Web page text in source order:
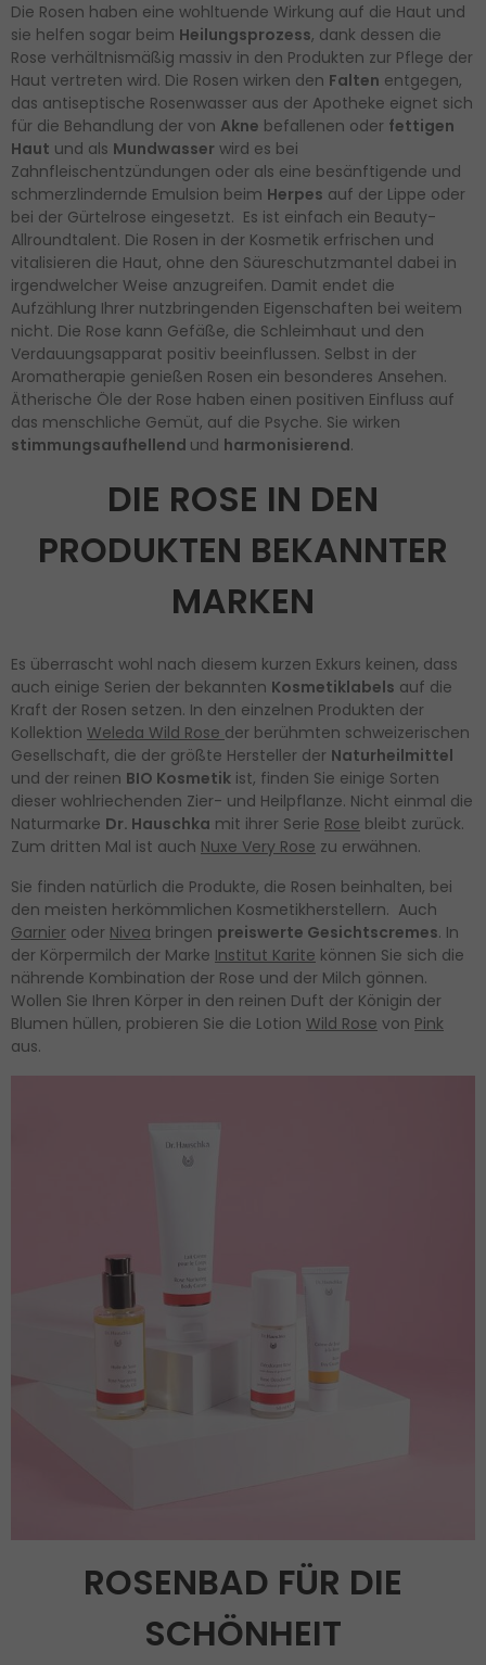
Die Rosen haben eine wohltuende Wirkung auf die Haut und
sie helfen sogar beim Heilungsprozess, dank dessen die
Rose verhältnismäßig massiv in den Produkten zur Pflege der
Haut vertreten wird. Die Rosen wirken den Falten entgegen,
das antiseptische Rosenwasser aus der Apotheke eignet sich
für die Behandlung der von Akne befallenen oder fettigen
Haut und als Mundwasser wird es bei
Zahnfleischentzündungen oder als eine besänftigende und
schmerzlindernde Emulsion beim Herpes auf der Lippe oder
bei der Gürtelrose eingesetzt. Es ist einfach ein Beauty-
Allroundtalent. Die Rosen in der Kosmetik erfrischen und
vitalisieren die Haut, ohne den Säureschutzmantel dabei in
irgendwelcher Weise anzugreifen. Damit endet die
Aufzählung Ihrer nutzbringenden Eigenschaften bei weitem
nicht. Die Rose kann Gefäße, die Schleimhaut und den
Verdauungsapparat positiv beeinflussen. Selbst in der
Aromatherapie genießen Rosen ein besonderes Ansehen.
Ätherische Öle der Rose haben einen positiven Einfluss auf
das menschliche Gemüt, auf die Psyche. Sie wirken
stimmungsaufhellend und harmonisierend.
DIE ROSE IN DEN
PRODUKTEN BEKANNTER
MARKEN
Es überrascht wohl nach diesem kurzen Exkurs keinen, dass
auch einige Serien der bekannten Kosmetiklabels auf die
Kraft der Rosen setzen. In den einzelnen Produkten der
Kollektion Weleda Wild Rose der berühmten schweizerischen
Gesellschaft, die der größte Hersteller der Naturheilmittel
und der reinen BIO Kosmetik ist, finden Sie einige Sorten
dieser wohlriechenden Zier- und Heilpflanze. Nicht einmal die
Naturmarke Dr. Hauschka mit ihrer Serie Rose bleibt zurück.
Zum dritten Mal ist auch Nuxe Very Rose zu erwähnen.
Sie finden natürlich die Produkte, die Rosen beinhalten, bei
den meisten herkömmlichen Kosmetikherstellern. Auch
Garnier oder Nivea bringen preiswerte Gesichtscremes. In
der Körpermilch der Marke Institut Karite können Sie sich die
nährende Kombination der Rose und der Milch gönnen.
Wollen Sie Ihren Körper in den reinen Duft der Königin der
Blumen hüllen, probieren Sie die Lotion Wild Rose von Pink
aus.
ROSENBAD FÜR DIE
SCHÖNHEIT